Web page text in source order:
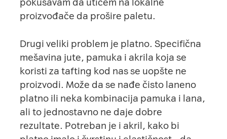
pokušavam da utičem na lokalne
proizvođače da prošire paletu.
Drugi veliki problem je platno. Specifična
mešavina jute, pamuka i akrila koja se
koristi za tafting kod nas se uopšte ne
proizvodi. Može da se nađe čisto laneno
platno ili neka kombinacija pamuka i lana,
ali to jednostavno ne daje dobre
rezultate. Potreban je i akril, kako bi